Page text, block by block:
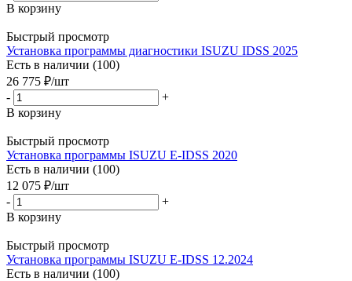
В корзину
Быстрый просмотр
Установка программы диагностики ISUZU IDSS 2025
Есть в наличии (100)
26 775 ₽/шт
-
+
В корзину
Быстрый просмотр
Установка программы ISUZU E-IDSS 2020
Есть в наличии (100)
12 075 ₽/шт
-
+
В корзину
Быстрый просмотр
Установка программы ISUZU E-IDSS 12.2024
Есть в наличии (100)